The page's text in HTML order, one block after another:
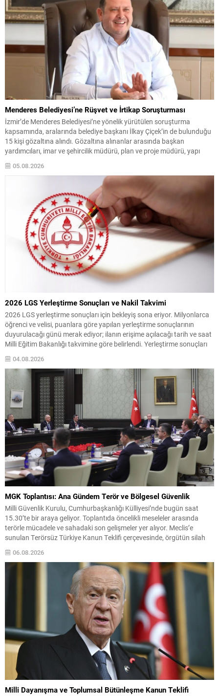
Menderes Belediyesi’ne Rüşvet ve İrtikap Soruşturması
İzmir’de Menderes Belediyesi’ne yönelik yürütülen soruşturma
kapsamında, aralarında belediye başkanı İlkay Çiçek’in de bulunduğu
15 kişi gözaltına alındı. Gözaltına alınanlar arasında başkan
yardımcıları, imar ve şehircilik müdürü, plan ve proje müdürü, yapı
Soruşturma iddialarına göre belediyede, yapı kullanım izni...
05.08.2026
2026 LGS Yerleştirme Sonuçları ve Nakil Takvimi
2026 LGS yerleştirme sonuçları için bekleyiş sona eriyor. Milyonlarca
öğrenci ve velisi, puanlara göre yapılan yerleştirme sonuçlarının
duyurulacağı günü merak ediyor; ilanın erişime açılacağı tarih ve saat
Milli Eğitim Bakanlığı takvimine göre belirlendi. Yerleştirme sonuçları
ve boş kalan kontenjanlar, 5 Ağustos Çarşamba günü meb.gov.tr
adresinde yayımlanacak. Sonuçların öğle saatleri civarında...
04.08.2026
MGK Toplantısı: Ana Gündem Terör ve Bölgesel Güvenlik
Milli Güvenlik Kurulu, Cumhurbaşkanlığı Külliyesi’nde bugün saat
15.30’te bir araya geliyor. Toplantıda öncelikli meseleler arasında
terörle mücadele ve sahadaki son gelişmeler yer alıyor. Meclis’e
sunulan Terörsüz Türkiye Kanun Teklifi çerçevesinde, örgütün silah
bırakma sürecinin mevcut durumu ve istihbarat raporları detaylı
şekilde değerlendirilecek. Ayrıca, yürütülen operasyonlar ve
koordinasyon mekanizmaları masada olacak....
06.08.2026
Milli Dayanışma ve Toplumsal Bütünleşme Kanun Teklifi